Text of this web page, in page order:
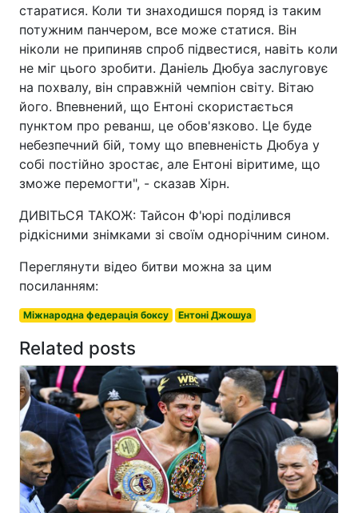
старатися. Коли ти знаходишся поряд із таким
потужним панчером, все може статися. Він
ніколи не припиняв спроб підвестися, навіть коли
не міг цього зробити. Даніель Дюбуа заслуговує
на похвалу, він справжній чемпіон світу. Вітаю
його. Впевнений, що Ентоні скористається
пунктом про реванш, це обов'язково. Це буде
небезпечний бій, тому що впевненість Дюбуа у
собі постійно зростає, але Ентоні віритиме, що
зможе перемогти", - сказав Хірн.
ДИВІТЬСЯ ТАКОЖ: Тайсон Ф'юрі поділився
рідкісними знімками зі своїм однорічним сином.
Переглянути відео битви можна за цим
посиланням:
Міжнародна федерація боксу Ентоні Джошуа
Related posts